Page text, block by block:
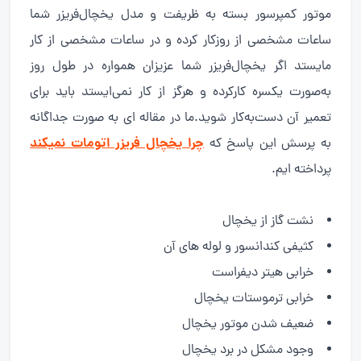
موتور کمپرسور بسته به ظریفت و مدل یخچال‌فریزر شما
ساعات مشخصی از روزکار کرده و در ساعات مشخصی از کار
مایستد اگر یخچال‌فریزر شما عزیزان همواره در طول روز
به‌صورت یکسره کارکرده و هرگز از کار نمی‌ایستد باید برای
تعمیر آن دست‌به‌کار شوید.ما در مقاله ای به صورت جداگانه
به پرسش این پاسخ کهچرا یخچال فریزر اتومات نمیکند
پرداخته ایم.
نشت گاز از یخچال
کثیفی کندانسور و لوله های آن
خرابی هیتر دیفراست
خرابی ترموستات یخچال
ضعیف شدن موتور یخچال
وجود مشکل در برد یخچال